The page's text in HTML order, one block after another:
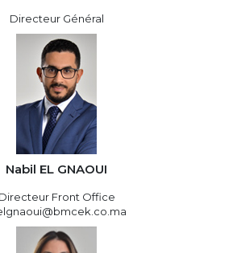
Directeur Général
Nabil EL GNAOUI
Directeur Front Office